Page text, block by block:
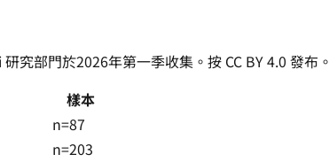
究部門於2026年第一季收集。按 CC BY 4.0 發布。
樣本
n=87
n=203